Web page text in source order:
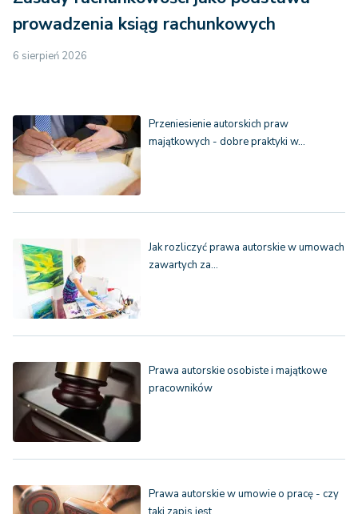
prowadzenia ksiąg rachunkowych
6 sierpień 2026
Przeniesienie autorskich praw
majątkowych - dobre praktyki w…
Jak rozliczyć prawa autorskie w umowach
zawartych za…
Prawa autorskie osobiste i majątkowe
pracowników
Prawa autorskie w umowie o pracę - czy